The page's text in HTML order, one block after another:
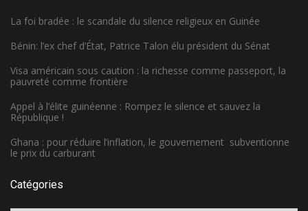
La foi bradée : le scandale du silence religieux en Guinée
Bénin: l’ex chef d’État, Patrice Talon élu président du Sénat
Visa américain sous caution : la richesse comme passeport, la
pauvreté comme frontière
Appel à l’élite guinéenne : Rompez le silence et sauvez la
République !
Ghana : pour réduire l’inflation, le gouvernement subventionne
le prix du carburant
Catégories